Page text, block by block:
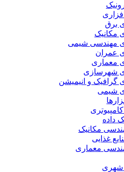
شیمی
و انیمیشن
مکانیک
معماری